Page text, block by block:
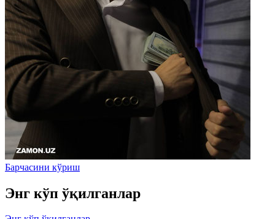
Барчасини кўриш
Энг кўп ўқилганлар